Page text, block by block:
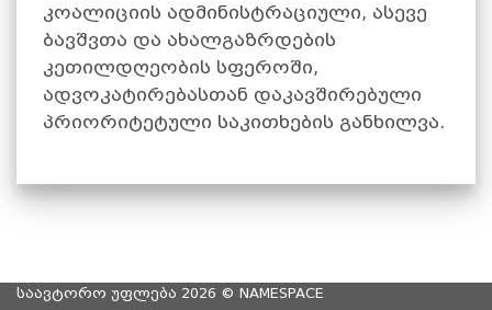
კოალიციის ადმინისტრაციული, ასევე
ბავშვთა და ახალგაზრდების
კეთილდღეობის სფეროში,
ადვოკატირებასთან დაკავშირებული
პრიორიტეტული საკითხების განხილვა.
საავტორო უფლება 2026 © NAMESPACE